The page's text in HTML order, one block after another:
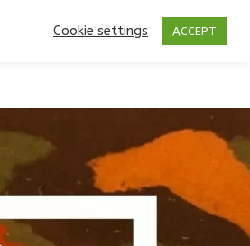
Cookie settings ACCEPT